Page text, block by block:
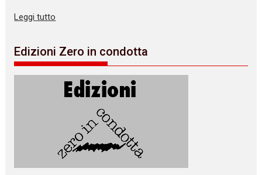
Leggi tutto
Edizioni Zero in condotta